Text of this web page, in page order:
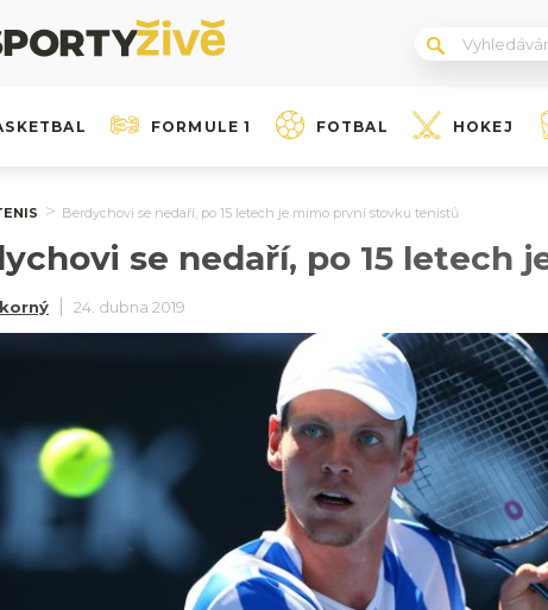
FORMULE 1 FOTBAL HOKEJ
Berdychovi se nedaří, po 15 letech je mimo první stovku tenistů
se nedaří, po 15 letech
24. dubna 2019